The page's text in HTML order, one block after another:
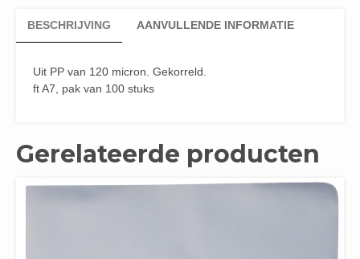
BESCHRIJVING AANVULLENDE INFORMATIE
Uit PP van 120 micron. Gekorreld.
ft A7, pak van 100 stuks
Gerelateerde producten